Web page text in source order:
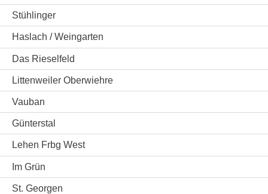
Stühlinger
Haslach / Weingarten
Das Rieselfeld
Littenweiler Oberwiehre
Vauban
Günterstal
Lehen Frbg West
Im Grün
St. Georgen